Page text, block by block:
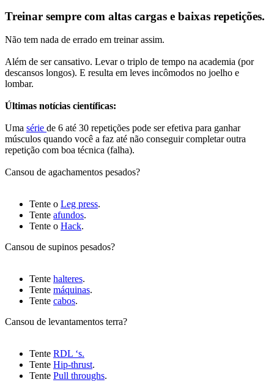
Treinar sempre com altas cargas e baixas repetições.
Não tem nada de errado em treinar assim.
Além de ser cansativo. Levar o triplo de tempo na academia (por
descansos longos). E resulta em leves incômodos no joelho e
lombar.
Últimas notícias científicas:
Uma série de 6 até 30 repetições pode ser efetiva para ganhar
músculos quando você a faz até não conseguir completar outra
repetição com boa técnica (falha).
Cansou de agachamentos pesados?
Tente o Leg press.
Tente afundos.
Tente o Hack.
Cansou de supinos pesados?
Tente halteres.
Tente máquinas.
Tente cabos.
Cansou de levantamentos terra?
Tente RDL ‘s.
Tente Hip-thrust.
Tente Pull throughs.